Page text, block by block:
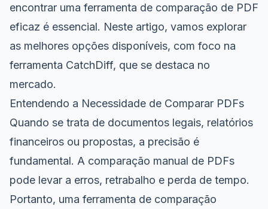
encontrar uma ferramenta de comparação de PDF
eficaz é essencial. Neste artigo, vamos explorar
as melhores opções disponíveis, com foco na
ferramenta CatchDiff, que se destaca no
mercado.
Entendendo a Necessidade de Comparar PDFs
Quando se trata de documentos legais, relatórios
financeiros ou propostas, a precisão é
fundamental. A comparação manual de PDFs
pode levar a erros, retrabalho e perda de tempo.
Portanto, uma ferramenta de comparação